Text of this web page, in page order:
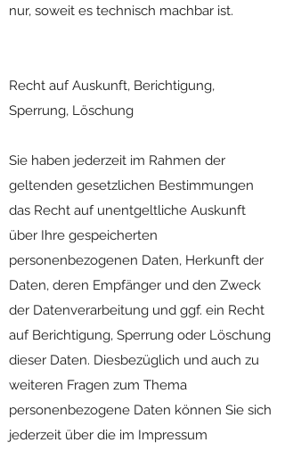
nur, soweit es technisch machbar ist.
Recht auf Auskunft, Berichtigung,
Sperrung, Löschung
Sie haben jederzeit im Rahmen der
geltenden gesetzlichen Bestimmungen
das Recht auf unentgeltliche Auskunft
über Ihre gespeicherten
personenbezogenen Daten, Herkunft der
Daten, deren Empfänger und den Zweck
der Datenverarbeitung und ggf. ein Recht
auf Berichtigung, Sperrung oder Löschung
dieser Daten. Diesbezüglich und auch zu
weiteren Fragen zum Thema
personenbezogene Daten können Sie sich
jederzeit über die im Impressum